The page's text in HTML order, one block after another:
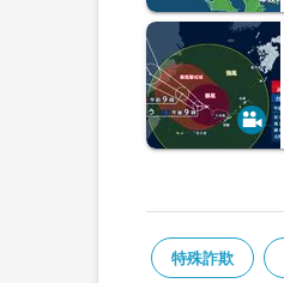
特殊詐欺